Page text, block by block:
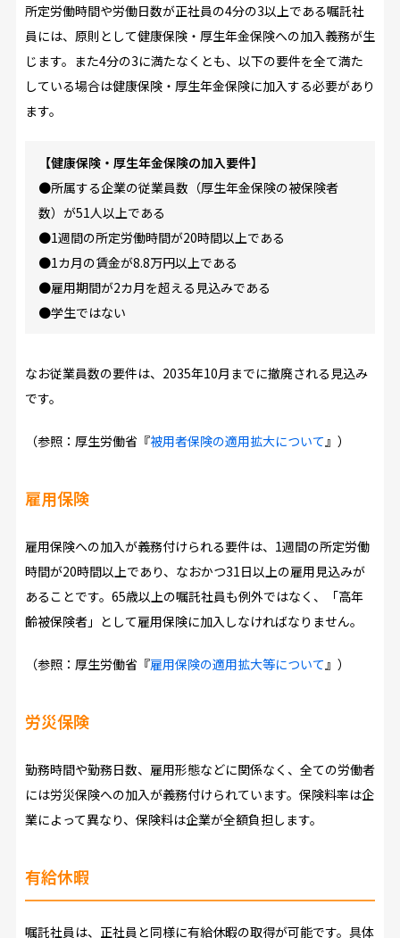
所定労働時間や労働日数が正社員の4分の3以上である嘱託社
員には、原則として健康保険・厚生年金保険への加入義務が生
じます。また4分の3に満たなくとも、以下の要件を全て満た
している場合は健康保険・厚生年金保険に加入する必要があり
ます。
【健康保険・厚生年金保険の加入要件】
●所属する企業の従業員数（厚生年金保険の被保険者
数）が51人以上である
●1週間の所定労働時間が20時間以上である
●1カ月の賃金が8.8万円以上である
●雇用期間が2カ月を超える見込みである
●学生ではない
なお従業員数の要件は、2035年10月までに撤廃される見込み
です。
（参照：厚生労働省『被用者保険の適用拡大について 』）
雇用保険
雇用保険への加入が義務付けられる要件は、1週間の所定労働
時間が20時間以上であり、なおかつ31日以上の雇用見込みが
あることです。65歳以上の嘱託社員も例外ではなく、「高年
齢被保険者」として雇用保険に加入しなければなりません。
（参照：厚生労働省『雇用保険の適用拡大等について 』）
労災保険
勤務時間や勤務日数、雇用形態などに関係なく、全ての労働者
には労災保険への加入が義務付けられています。保険料率は企
業によって異なり、保険料は企業が全額負担します。
有給休暇
嘱託社員は、正社員と同様に有給休暇の取得が可能です。具体